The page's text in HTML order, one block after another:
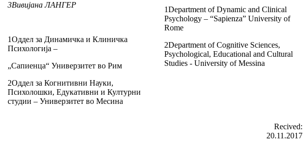
3Вивијана ЛАНГЕР
1Оддел за Динамичка и Клиничка
Психологија –
„Сапиенца“ Универзитет во Рим
2Оддел за Когнитивни Науки,
Психолошки, Едукативни и Културни
студии – Универзитет во Месина
1Department of Dynamic and Clinical
Psychology – “Sapienza” University of
Rome
2Department of Cognitive Sciences,
Psychological, Educational and Cultural
Studies - University of Messina
Recived:
20.11.2017